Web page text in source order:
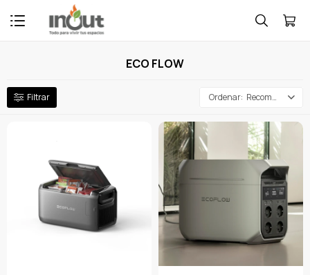

ECO FLOW
Recomendados